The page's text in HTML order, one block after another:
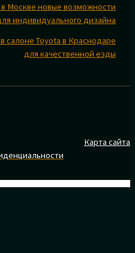
Москве новые возможности
индивидуального дизайна
салоне Toyota в Краснодаре
для качественной езды
Карта сайта